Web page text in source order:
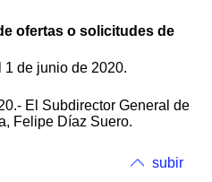
ofertas o solicitudes de
1 de junio de 2020.
El Subdirector General de
Felipe Díaz Suero.
subir